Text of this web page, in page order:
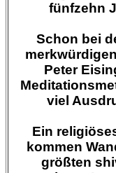
fünfzehn
Schon bei
Peter
viel
Ein
kommen
größten